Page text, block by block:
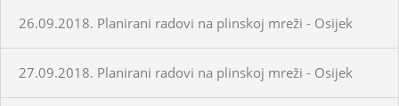
26.09.2018. Planirani radovi na plinskoj mreži - Osijek
27.09.2018. Planirani radovi na plinskoj mreži - Osijek